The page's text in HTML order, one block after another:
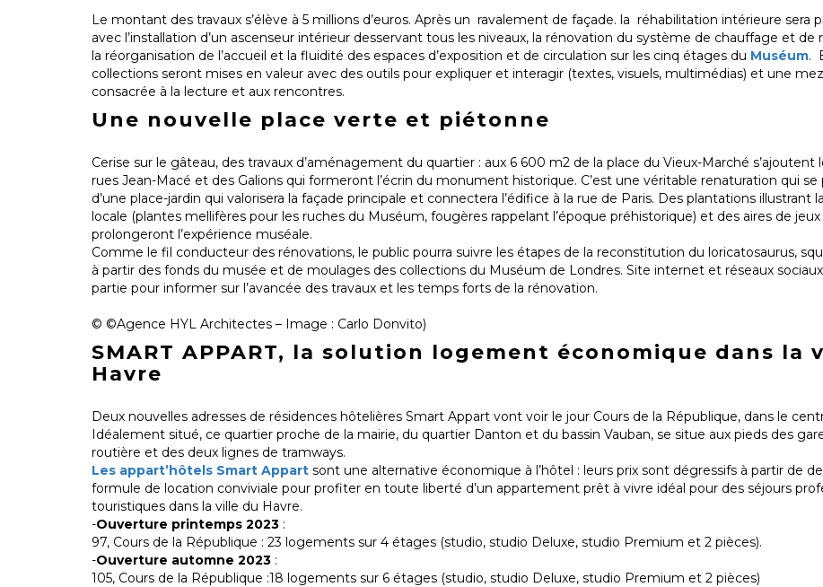
Le montant des travaux s’élève à 5 millions d’euros. Après un ravalement de façade. la réhabilitation intérieure sera
avec l’installation d’un ascenseur intérieur desservant tous les niveaux, la rénovation du système de chauffage et de
la réorganisation de l’accueil et la fluidité des espaces d’exposition et de circulation sur les cinq étages du Muséum.
collections seront mises en valeur avec des outils pour expliquer et interagir (textes, visuels, multimédias) et une
consacrée à la lecture et aux rencontres.
Une nouvelle place verte et piétonne
Cerise sur le gâteau, des travaux d’aménagement du quartier : aux 6 600 m2 de la place du Vieux-Marché s’ajoutent
rues Jean-Macé et des Galions qui formeront l’écrin du monument historique. C’est une véritable renaturation qui
d’une place-jardin qui valorisera la façade principale et connectera l’édifice à la rue de Paris. Des plantations illustrant
locale (plantes mellifères pour les ruches du Muséum, fougères rappelant l’époque préhistorique) et des aires de
prolongeront l’expérience muséale.
Comme le fil conducteur des rénovations, le public pourra suivre les étapes de la reconstitution du loricatosaurus,
à partir des fonds du musée et de moulages des collections du Muséum de Londres. Site internet et réseaux
partie pour informer sur l’avancée des travaux et les temps forts de la rénovation.
© ©Agence HYL Architectes – Image : Carlo Donvito)
SMART APPART, la solution logement économique dans la
Havre
Deux nouvelles adresses de résidences hôtelières Smart Appart vont voir le jour Cours de la République, dans le
Idéalement situé, ce quartier proche de la mairie, du quartier Danton et du bassin Vauban, se situe aux pieds des
routière et des deux lignes de tramways.
Les appart’hôtels Smart Appart sont une alternative économique à l’hôtel : leurs prix sont dégressifs à partir de
formule de location conviviale pour profiter en toute liberté d’un appartement prêt à vivre idéal pour des séjours
touristiques dans la ville du Havre.
-Ouverture printemps 2023 :
97, Cours de la République : 23 logements sur 4 étages (studio, studio Deluxe, studio Premium et 2 pièces).
-Ouverture automne 2023 :
105, Cours de la République :18 logements sur 6 étages (studio, studio Deluxe, studio Premium et 2 pièces)